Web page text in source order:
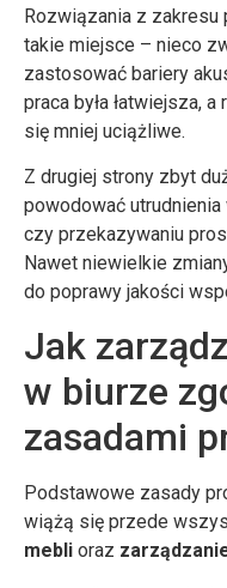
Rozwiązania z
takie miejsce – nieco
zastosować bariery
praca była łatwiejsza,
się mniej uciążliwe.
Z drugiej strony zbyt
powodować
czy przekazywaniu
Nawet niewielkie
do poprawy jakości
Jak
w biurze
zasadami
Podstawowe zasady
wiążą się przede
mebli oraz